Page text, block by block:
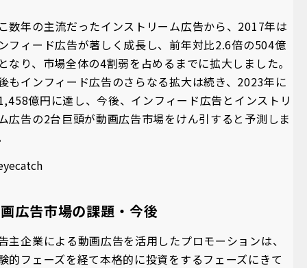
数年の主流だったインストリーム広告から、2017年は
フィード広告が著しく成長し、前年対比2.6倍の504億
なり、市場全体の4割弱を占めるまでに拡大しました。
もインフィード広告のさらなる拡大は続き、2023年に
億円に達し、今後、インフィード広告とインストリ
広告の2台巨頭が動画広告市場をけん引すると予測しま
広告市場の課題・今後
主企業による動画広告を活用したプロモーションは、
的フェーズを経て本格的に投資をするフェーズにきて